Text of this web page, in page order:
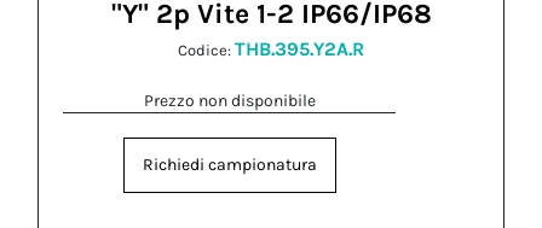
"Y" 2p Vite 1-2 IP66/IP68
Codice: THB.395.Y2A.R
Prezzo non disponibile
Richiedi campionatura